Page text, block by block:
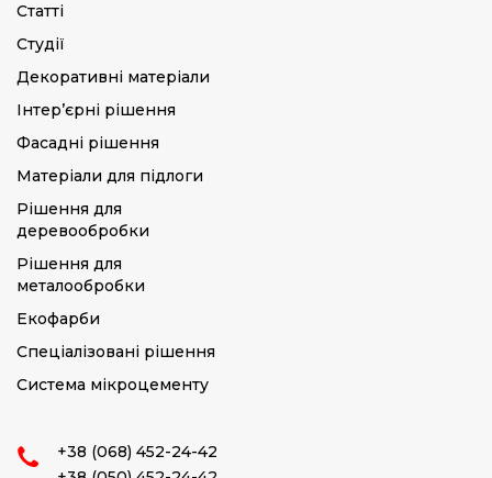
Статті
Студії
Декоративні матеріали
Інтер’єрні рішення
Фасадні рішення
Матеріали для підлоги
Рішення для
деревообробки
Рішення для
металообробки
Екофарби
Спеціалізовані рішення
Система мікроцементу
+38 (068) 452-24-42